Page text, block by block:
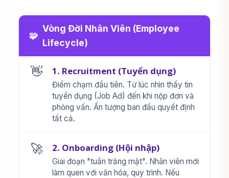
🧩
Vòng Đời Nhân Viên (Employee
Lifecycle)
👋 1. Recruitment (Tuyển dụng)
Điểm chạm đầu tiên. Từ lúc nhìn thấy tin
tuyển dụng (Job Ad) đến khi nộp đơn và
phỏng vấn. Ấn tượng ban đầu quyết định
tất cả.
🚀 2. Onboarding (Hội nhập)
Giai đoạn "tuần trăng mật". Nhân viên mới
làm quen với văn hóa, quy trình. Nếu